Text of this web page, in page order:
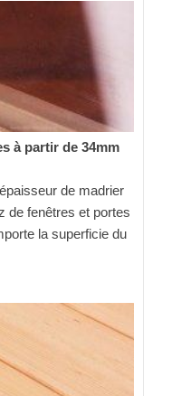
à partir de 34mm
de madrier
de fenêtres et portes
la superficie du